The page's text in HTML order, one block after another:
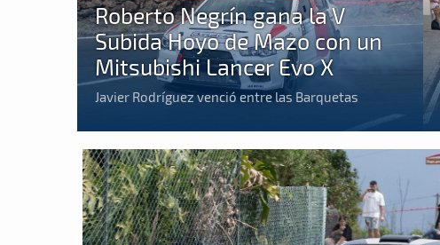
Roberto Negrín gana la V
Subida Hoyo de Mazo con un
Mitsubishi Lancer Evo X
Javier Rodríguez venció entre las Barquetas